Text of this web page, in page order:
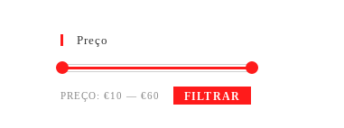
Preço
FILTRAR
PREÇO:€10 —€60